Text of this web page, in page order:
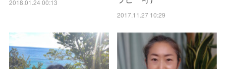
2018.01.24 00:13
2017.11.27 10:29